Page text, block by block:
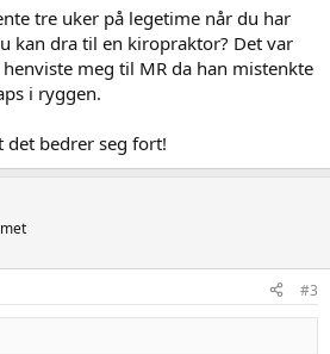
tre uker på legetime når du har
kan dra til en kiropraktor? Det var
meg til MR da han mistenkte
i ryggen.
det bedrer seg fort!
#3